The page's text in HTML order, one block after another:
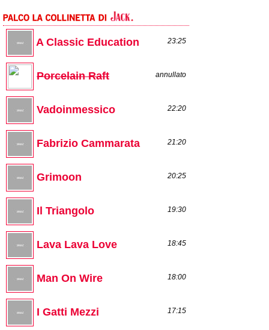
23:25
A Classic Education
Porcelain Raft annullato
22:20
Vadoinmessico
21:20
Fabrizio Cammarata
20:25
Grimoon
19:30
Il Triangolo
18:45
Lava Lava Love
18:00
Man On Wire
17:15
I Gatti Mezzi